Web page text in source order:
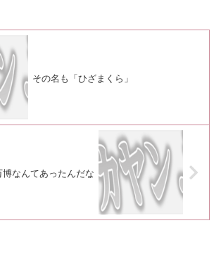
その名も「ひざまくら」
博なんてあったんだな